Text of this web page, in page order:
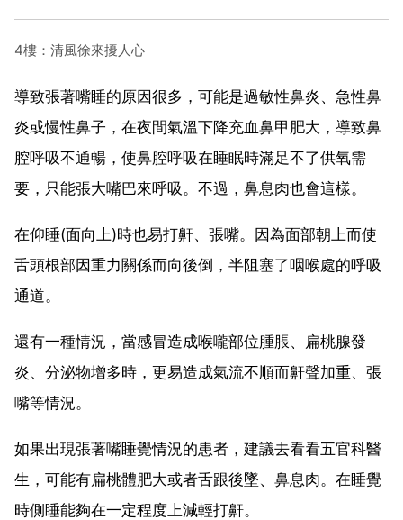
4樓：清風徐來擾人心
導致張著嘴睡的原因很多，可能是過敏性鼻炎、急性鼻
炎或慢性鼻子，在夜間氣溫下降充血鼻甲肥大，導致鼻
腔呼吸不通暢，使鼻腔呼吸在睡眠時滿足不了供氧需
要，只能張大嘴巴來呼吸。不過，鼻息肉也會這樣。
在仰睡(面向上)時也易打鼾、張嘴。因為面部朝上而使
舌頭根部因重力關係而向後倒，半阻塞了咽喉處的呼吸
通道。
還有一種情況，當感冒造成喉嚨部位腫脹、扁桃腺發
炎、分泌物增多時，更易造成氣流不順而鼾聲加重、張
嘴等情況。
如果出現張著嘴睡覺情況的患者，建議去看看五官科醫
生，可能有扁桃體肥大或者舌跟後墜、鼻息肉。在睡覺
時側睡能夠在一定程度上減輕打鼾。